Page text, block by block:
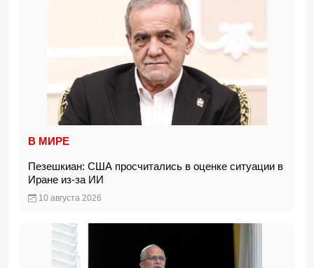
В МИРЕ
Пезешкиан: США просчитались в оценке ситуации в
Иране из-за ИИ
10 августа 2026